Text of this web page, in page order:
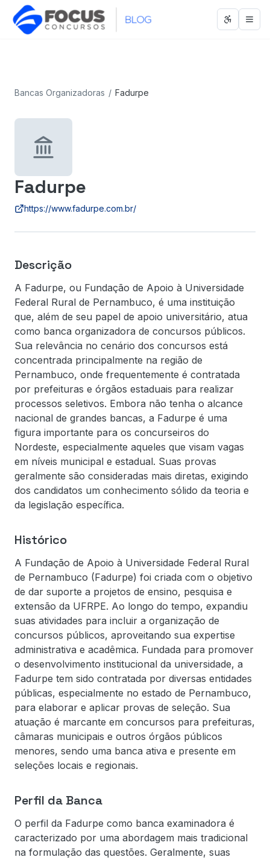
Abrir
Bancas Organizadoras / Fadurpe
Fadurpe
https://www.fadurpe.com.br/
Descrição
A Fadurpe, ou Fundação de Apoio à Universidade
Federal Rural de Pernambuco, é uma instituição
que, além de seu papel de apoio universitário, atua
como banca organizadora de concursos públicos.
Sua relevância no cenário dos concursos está
concentrada principalmente na região de
Pernambuco, onde frequentemente é contratada
por prefeituras e órgãos estaduais para realizar
processos seletivos. Embora não tenha o alcance
nacional de grandes bancas, a Fadurpe é uma
figura importante para os concurseiros do
Nordeste, especialmente aqueles que visam vagas
em níveis municipal e estadual. Suas provas
geralmente são consideradas mais diretas, exigindo
dos candidatos um conhecimento sólido da teoria e
da legislação específica.
Histórico
A Fundação de Apoio à Universidade Federal Rural
de Pernambuco (Fadurpe) foi criada com o objetivo
de dar suporte a projetos de ensino, pesquisa e
extensão da UFRPE. Ao longo do tempo, expandiu
suas atividades para incluir a organização de
concursos públicos, aproveitando sua expertise
administrativa e acadêmica. Fundada para promover
o desenvolvimento institucional da universidade, a
Fadurpe tem sido contratada por diversas entidades
públicas, especialmente no estado de Pernambuco,
para elaborar e aplicar provas de seleção. Sua
atuação é marcante em concursos para prefeituras,
câmaras municipais e outros órgãos públicos
menores, sendo uma banca ativa e presente em
seleções locais e regionais.
Perfil da Banca
O perfil da Fadurpe como banca examinadora é
caracterizado por uma abordagem mais tradicional
na formulação das questões. Geralmente, suas